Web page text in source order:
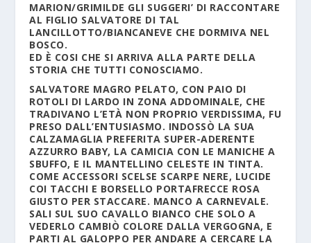
MARION/GRIMILDE GLI SUGGERI’ DI RACCONTARE
AL FIGLIO SALVATORE DI TAL
LANCILLOTTO/BIANCANEVE CHE DORMIVA NEL
BOSCO.
ED È COSI CHE SI ARRIVA ALLA PARTE DELLA
STORIA CHE TUTTI CONOSCIAMO.
SALVATORE MAGRO PELATO, CON PAIO DI
ROTOLI DI LARDO IN ZONA ADDOMINALE, CHE
TRADIVANO L’ETÀ NON PROPRIO VERDISSIMA, FU
PRESO DALL’ENTUSIASMO. INDOSSÒ LA SUA
CALZAMAGLIA PREFERITA SUPER-ADERENTE
AZZURRO BABY, LA CAMICIA CON LE MANICHE A
SBUFFO, E IL MANTELLINO CELESTE IN TINTA.
COME ACCESSORI SCELSE SCARPE NERE, LUCIDE
COI TACCHI E BORSELLO PORTAFRECCE ROSA
GIUSTO PER STACCARE. MANCO A CARNEVALE.
SALI SUL SUO CAVALLO BIANCO CHE SOLO A
VEDERLO CAMBIÒ COLORE DALLA VERGOGNA, E
PARTI AL GALOPPO PER ANDARE A CERCARE LA